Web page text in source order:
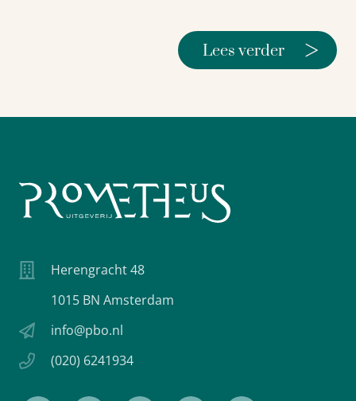
Lees verder >
Herengracht 48
1015 BN Amsterdam
info@pbo.nl
(020) 6241934